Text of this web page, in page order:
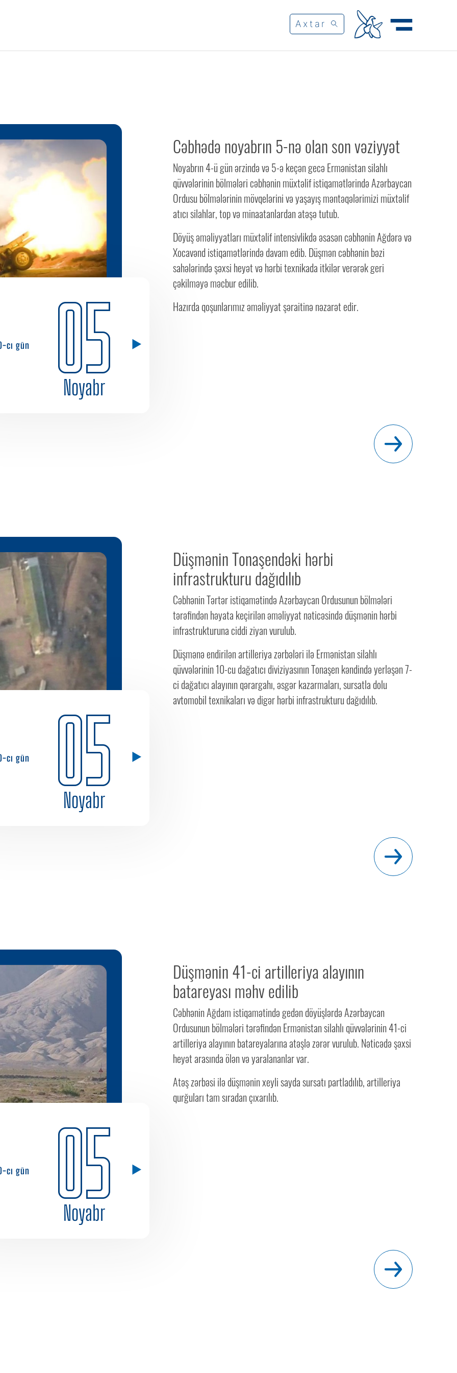
cı gün 05
Noyabr
Cəbhədə noyabrın 5-nə olan son vəziyyət
Noyabrın 4-ü gün ərzində və 5-ə keçən gecə Ermənistan silahlı
qüvvələrinin bölmələri cəbhənin müxtəlif istiqamətlərində Azərbaycan
Ordusu bölmələrinin mövqelərini və yaşayış məntəqələrimizi müxtəlif
atıcı silahlar, top və minaatanlardan atəşə tutub.
Döyüş əməliyyatları müxtəlif intensivlikdə əsasən cəbhənin Ağdərə və
Xocavənd istiqamətlərində davam edib. Düşmən cəbhənin bəzi
sahələrində şəxsi heyət və hərbi texnikada itkilər verərək geri
çəkilməyə məcbur edilib.
Hazırda qoşunlarımız əməliyyat şəraitinə nəzarət edir.
cı gün 05
Noyabr
Düşmənin Tonaşendəki hərbi
infrastrukturu dağıdılıb
Cəbhənin Tərtər istiqamətində Azərbaycan Ordusunun bölmələri
tərəfindən həyata keçirilən əməliyyat nəticəsində düşmənin hərbi
infrastrukturuna ciddi ziyan vurulub.
Düşmənə endirilən artilleriya zərbələri ilə Ermənistan silahlı
qüvvələrinin 10-cu dağatıcı diviziyasının Tonaşen kəndində yerləşən 7-
ci dağatıcı alayının qərargahı, əsgər kazarmaları, sursatla dolu
avtomobil texnikaları və digər hərbi infrastrukturu dağıdılıb.
cı gün 05
Noyabr
Düşmənin 41-ci artilleriya alayının
batareyası məhv edilib
Cəbhənin Ağdam istiqamətində gedən döyüşlərdə Azərbaycan
Ordusunun bölmələri tərəfindən Ermənistan silahlı qüvvələrinin 41-ci
artilleriya alayının batareyalarına atəşlə zərər vurulub. Nəticədə şəxsi
heyət arasında ölən və yaralananlar var.
Atəş zərbəsi ilə düşmənin xeyli sayda sursatı partladılıb, artilleriya
qurğuları tam sıradan çıxarılıb.